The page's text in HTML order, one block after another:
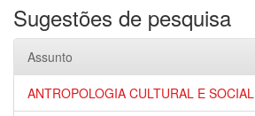
Sugestões de pesquisa
Assunto
ANTROPOLOGIA CULTURAL E SOCIAL